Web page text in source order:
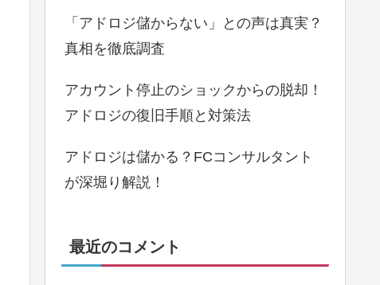
「アドロジ儲からない」との声は真実？
真相を徹底調査
アカウント停止のショックからの脱却！
アドロジの復旧手順と対策法
アドロジは儲かる？FCコンサルタント
が深堀り解説！
最近のコメント